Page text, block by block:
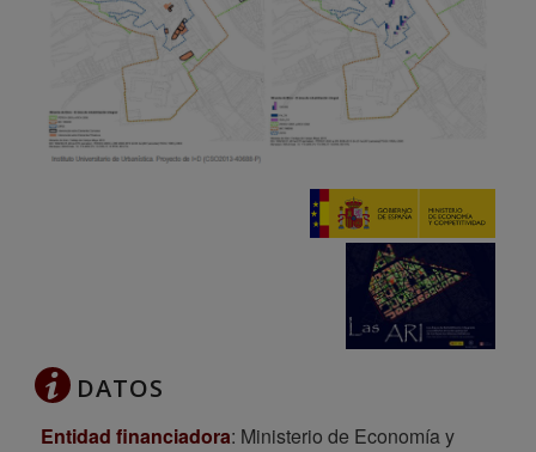
DATOS
Entidad financiadora: Ministerio de Economía y